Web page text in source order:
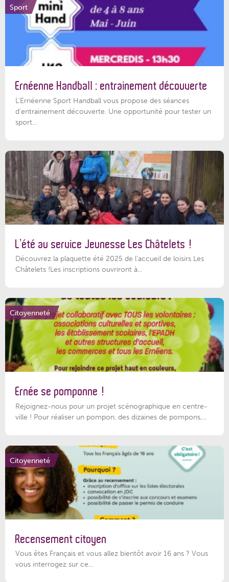
Sport
Ernéenne Handball : entrainement découverte
L'Ernéenne Sport Handball vous propose des séances
d'entrainement découverte. Une opportunité pour tester un
sport...
L’été au service Jeunesse Les Châtelets !
Découvrez la plaquette été 2025 de l’accueil de loisirs Les
Châtelets !Les inscriptions ouvriront à...
Citoyenneté
Ernée se pomponne !
Rejoignez-nous pour un projet scénographique en centre-
ville ! Pour réaliser un pompon, des dizaines de pompons,...
Citoyenneté
Recensement citoyen
Vous êtes Français et vous allez bientôt avoir 16 ans ? Vous
vous interrogez sur ce...